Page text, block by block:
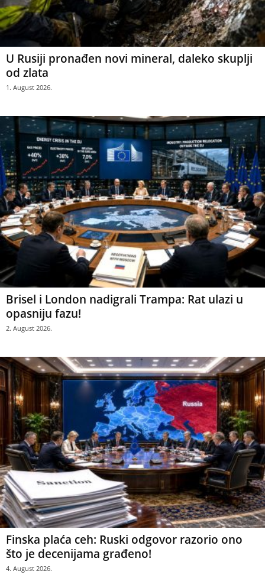
U Rusiji pronađen novi mineral, daleko skuplji
od zlata
1. August 2026.
Brisel i London nadigrali Trampa: Rat ulazi u
opasniju fazu!
2. August 2026.
Finska plaća ceh: Ruski odgovor razorio ono
što je decenijama građeno!
4. August 2026.